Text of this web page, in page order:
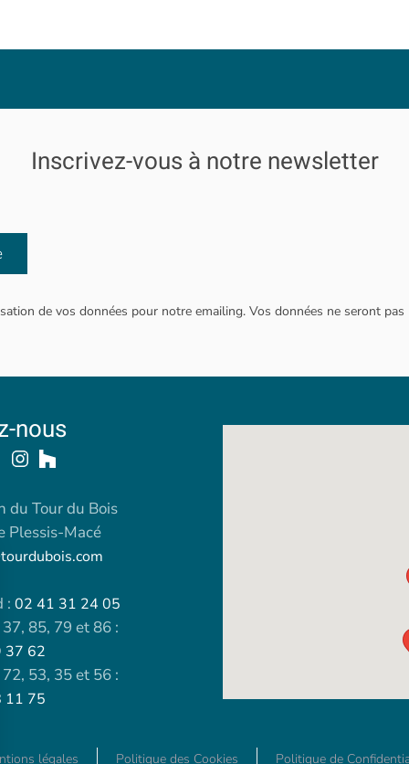
Inscrivez-vous à notre newsletter
de vos données pour notre emailing. Vos données ne seront
nous
du Tour du Bois
Plessis-Macé
: 02 41 31 24 05
85, 79 et 86 :
37 62
53, 35 et 56 :
11 75
légales Politique des Cookies Politique de